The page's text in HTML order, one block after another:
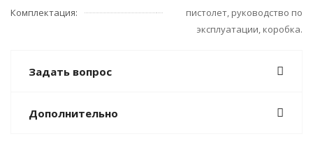
Комплектация:
пистолет, руководство по
эксплуатации, коробка.
Задать вопрос
Дополнительно